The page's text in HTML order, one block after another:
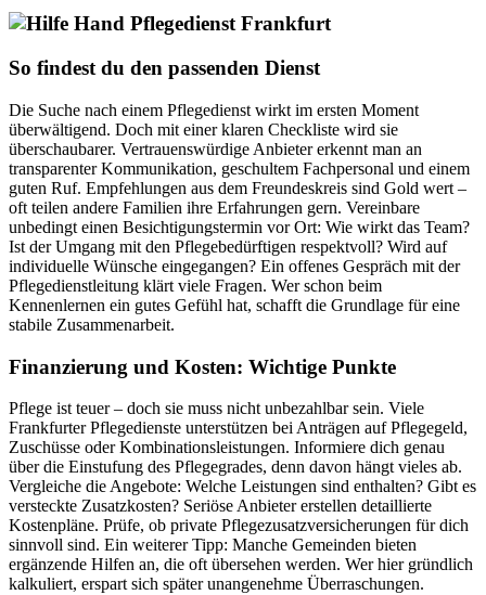
So findest du den passenden Dienst
Die Suche nach einem Pflegedienst wirkt im ersten Moment
überwältigend. Doch mit einer klaren Checkliste wird sie
überschaubarer. Vertrauenswürdige Anbieter erkennt man an
transparenter Kommunikation, geschultem Fachpersonal und einem
guten Ruf. Empfehlungen aus dem Freundeskreis sind Gold wert –
oft teilen andere Familien ihre Erfahrungen gern. Vereinbare
unbedingt einen Besichtigungstermin vor Ort: Wie wirkt das Team?
Ist der Umgang mit den Pflegebedürftigen respektvoll? Wird auf
individuelle Wünsche eingegangen? Ein offenes Gespräch mit der
Pflegedienstleitung klärt viele Fragen. Wer schon beim
Kennenlernen ein gutes Gefühl hat, schafft die Grundlage für eine
stabile Zusammenarbeit.
Finanzierung und Kosten: Wichtige Punkte
Pflege ist teuer – doch sie muss nicht unbezahlbar sein. Viele
Frankfurter Pflegedienste unterstützen bei Anträgen auf Pflegegeld,
Zuschüsse oder Kombinationsleistungen. Informiere dich genau
über die Einstufung des Pflegegrades, denn davon hängt vieles ab.
Vergleiche die Angebote: Welche Leistungen sind enthalten? Gibt es
versteckte Zusatzkosten? Seriöse Anbieter erstellen detaillierte
Kostenpläne. Prüfe, ob private Pflegezusatzversicherungen für dich
sinnvoll sind. Ein weiterer Tipp: Manche Gemeinden bieten
ergänzende Hilfen an, die oft übersehen werden. Wer hier gründlich
kalkuliert, erspart sich später unangenehme Überraschungen.